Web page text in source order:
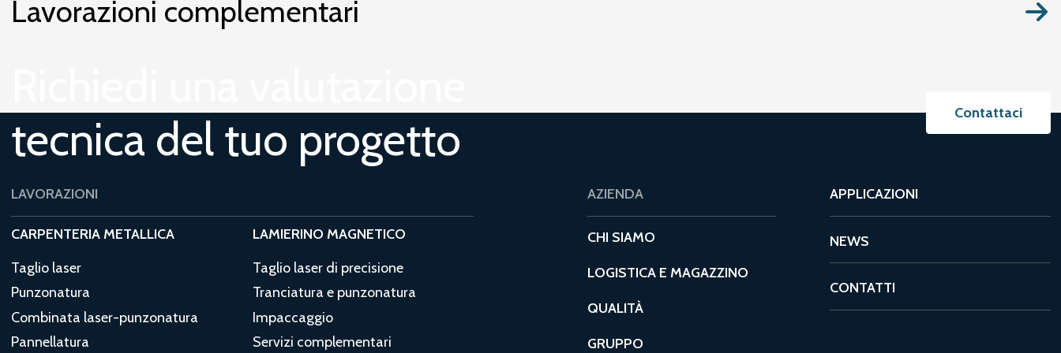
Lavorazioni complementari
tecnica del tuo progetto
Contattaci
LAVORAZIONI
CARPENTERIA METALLICA
Taglio laser
Punzonatura
Combinata laser-punzonatura
Pannellatura
LAMIERINO MAGNETICO
Taglio laser di precisione
Tranciatura e punzonatura
Impaccaggio
Servizi complementari
AZIENDA
CHI SIAMO
LOGISTICA E MAGAZZINO
QUALITÀ
GRUPPO
APPLICAZIONI
NEWS
CONTATTI